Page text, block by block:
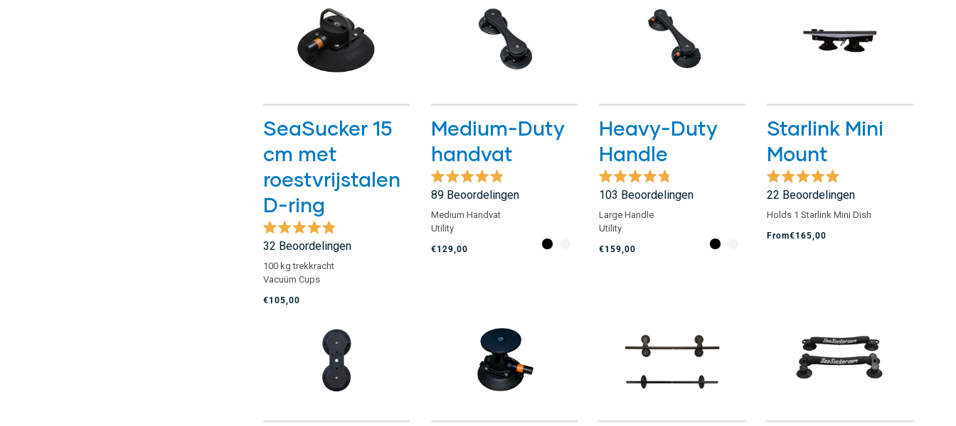
SeaSucker 15
cm met
roestvrijstalen
D-ring
Beoordeeld
met
4.9
van
de
5
sterren
32 Beoordelingen
100 kg trekkracht
Vacuüm Cups
€105,00
Medium-Duty
handvat
Beoordeeld
met
4.9
van
de
5
sterren
89 Beoordelingen
Medium Handvat
Utility
€129,00
Heavy-Duty
Handle
Beoordeeld
met
4.8
van
de
5
sterren
103 Beoordelingen
Large Handle
Utility
€159,00
Starlink Mini
Mount
Beoordeeld
met
5.0
de
22 Beoordelingen
Holds 1 Starlink Mini Dish
From€165,00